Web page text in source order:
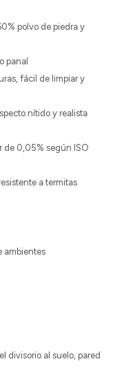
polvo de piedra y
panal
fácil de limpiar y
nítido y realista
de 0,05% según ISO
a termitas
ambientes
divisorio al suelo, pared